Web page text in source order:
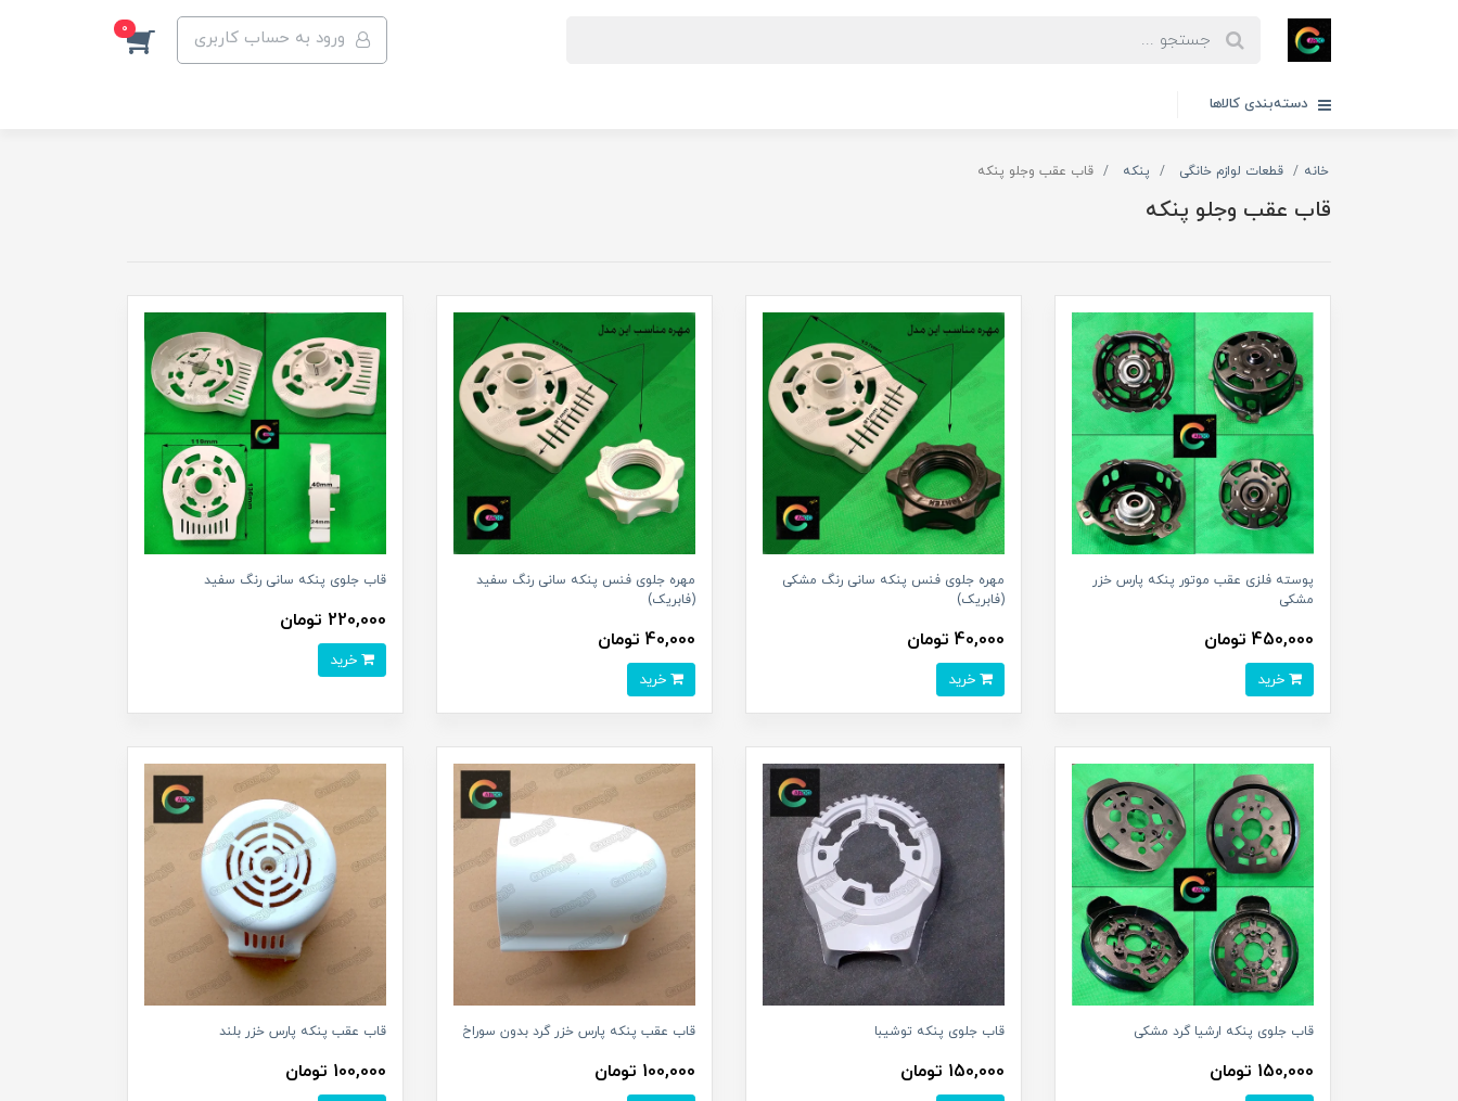
ورود به حساب کاربری 0
دسته‌بندی کالاها
خانه قطعات لوازم خانگی پنکه قاب عقب وجلو پنکه
قاب عقب وجلو پنکه
پوسته فلزی عقب موتور پنکه پارس خزر
مشکی
450,000 تومان
مهره جلوی فنس پنکه سانی رنگ مشکی
(فابریک)
40,000 تومان
مهره جلوی فنس پنکه سانی رنگ سفید
(فابریک)
40,000 تومان
قاب جلوی پنکه سانی رنگ سفید
220,000 تومان
قاب جلوی پنکه ارشیا گرد مشکی
150,000 تومان
قاب جلوی پنکه توشیبا
150,000 تومان
قاب عقب پنکه پارس خزر گرد بدون سوراخ
100,000 تومان
قاب عقب پنکه پارس خزر بلند
100,000 تومان